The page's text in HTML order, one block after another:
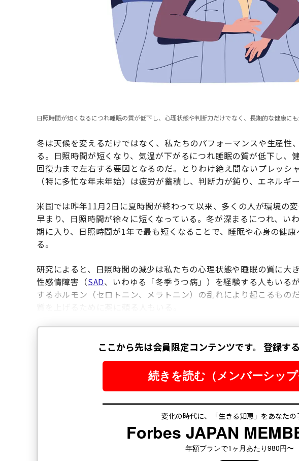
日照時間が短くなるにつれ睡眠の質が低下し、心理状態や判断力だけでなく、長期的な健康に
冬は天候を変えるだけではなく、私たちのパフォーマンスや生産性
る。日照時間が短くなり、気温が下がるにつれ睡眠の質が低下し、
回復力まで左右する要因となるのだ。とりわけ絶え間ないプレッシ
（特に多忙な年末年始）は疲労が蓄積し、判断力が鈍り、エネルギ
米国では昨年11月2日に夏時間が終わって以来、多くの人が環境の
早まり、日照時間が徐々に短くなっている。冬が深まるにつれ、い
期に入り、日照時間が1年で最も短くなることで、睡眠や心身の健
る。
研究によると、日照時間の減少は私たちの心理状態や睡眠の質に大
性感情障害（SAD、いわゆる「冬季うつ病」）を経験する人もいる
するホルモン（セロトニン、メラトニン）の乱れにより起こるもの